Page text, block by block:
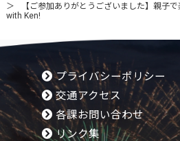
【ご参加ありがとうございました】親子
with Ken!
プライバシーポリシー
交通アクセス
各課お問い合わせ
リンク集